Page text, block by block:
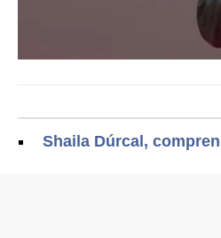
Shaila Dúrcal,